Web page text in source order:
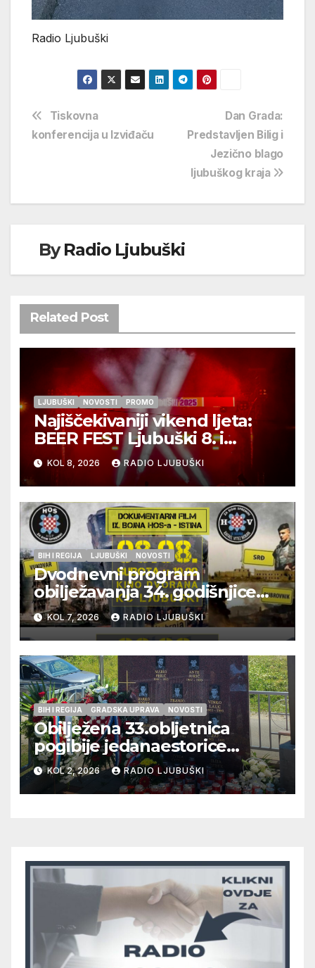
Radio Ljubuški
Navigacija
objava
Dan Grada:
Predstavljen Bilig i
Jezično blago
ljubuškog kraja
Tiskovna
konferencija u Izviđaču
ByRadio Ljubuški
Related Post
LJUBUŠKI NOVOSTI PROMO
Najiščekivaniji vikend ljeta:
BEER FEST Ljubuški 8. i
9.kolovoza
KOL 8, 2026 RADIO LJUBUŠKI
BIH I REGIJA LJUBUŠKI NOVOSTI
Dvodnevni program
obilježavanja 34. godišnjice
pogibije generala Blaža
Kraljevića i osmorice
pripadnika HOS-a
KOL 7, 2026 RADIO LJUBUŠKI
BIH I REGIJA GRADSKA UPRAVA NOVOSTI
Obilježena 33.obljetnica
pogibije jedanaestorice
ljubuških branitelja
KOL 2, 2026 RADIO LJUBUŠKI